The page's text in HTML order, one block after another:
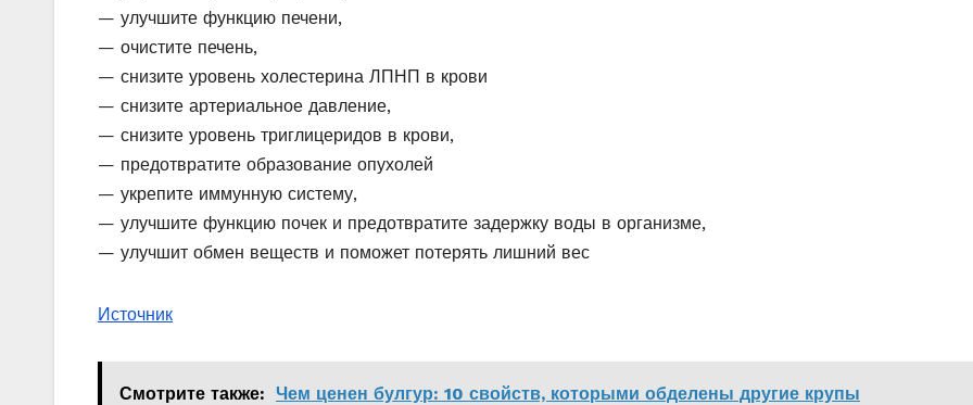
— улучшите функцию печени,
— очистите печень,
— снизите уровень холестерина ЛПНП в крови
— снизите артериальное давление,
— снизите уровень триглицеридов в крови,
— предотвратите образование опухолей
— укрепите иммунную систему,
— улучшите функцию почек и предотвратите задержку воды в организме,
— улучшит обмен веществ и поможет потерять лишний вес
Источник
Смотрите также: Чем ценен булгур: 10 свойств, которыми обделены другие крупы